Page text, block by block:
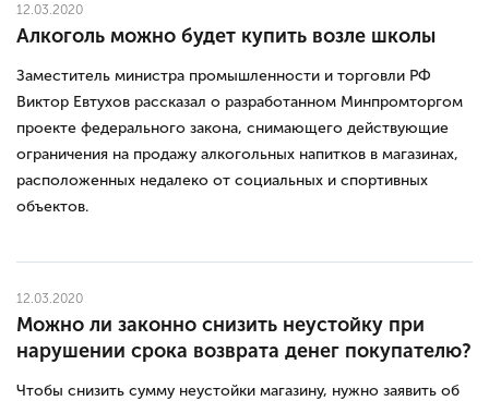
12.03.2020
Алкоголь можно будет купить возле школы
Заместитель министра промышленности и торговли РФ
Виктор Евтухов рассказал о разработанном Минпромторгом
проекте федерального закона, снимающего действующие
ограничения на продажу алкогольных напитков в магазинах,
расположенных недалеко от социальных и спортивных
объектов.
12.03.2020
Можно ли законно снизить неустойку при
нарушении срока возврата денег покупателю?
Чтобы снизить сумму неустойки магазину, нужно заявить об